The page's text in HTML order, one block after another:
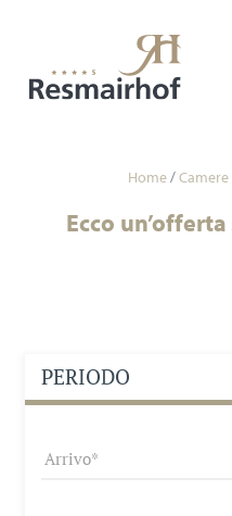
Home/
Ecco
PERIODO
Arrivo